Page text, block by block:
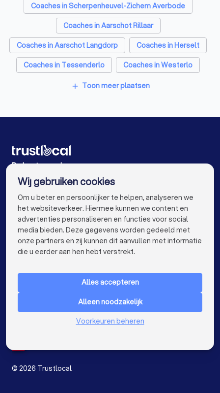
Reisbureaus in Scherpenheuvel-Zichem Testelt
Personal trainers in Scherpenheuvel-Zichem Testelt
Coaches in Scherpenheuvel-Zichem Averbode
Coaches in Aarschot Rillaar
Coaches in Aarschot Langdorp
Coaches in Herselt
Coaches in Tessenderlo
Coaches in Westerlo
Coaches in Aarschot
Coaches in Begijnendijk
Coaches in Leuven
Coaches in Mechelen
Coaches in Kortrijk
Coaches in Hasselt
Coaches in Sint-Niklaas
Coaches in Genk
Coaches in Roeselare
Coaches in Beveren
Coaches in Dendermonde
Coaches in Beringen
Coaches in Turnhout
Coaches in Sint-Truiden
Coaches in Lokeren
Coaches in Brasschaat
Coaches in de buurt
add Toon meer plaatsen
De beste coaches voor u
VOOR PARTICULIEREN keyboard_arrow_down
Nederland
© 2026 Trustlocal
Wij gebruiken cookies
Om u beter en persoonlijker te helpen, analyseren we
het websiteverkeer. Hiermee kunnen we content en
advertenties personaliseren en functies voor social
media bieden. Deze gegevens worden gedeeld met
onze partners en zij kunnen dit aanvullen met informatie
die u eerder aan hen hebt verstrekt.
Alles accepteren
Alleen noodzakelijk
Voorkeuren beheren